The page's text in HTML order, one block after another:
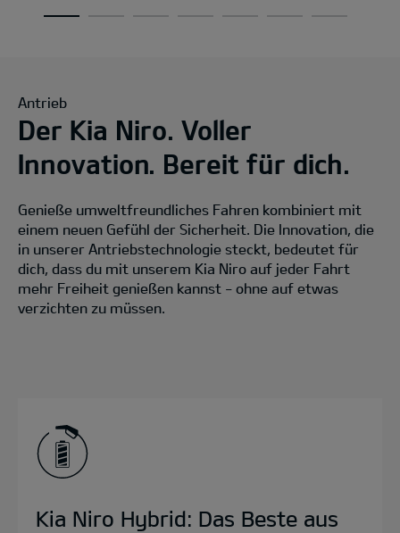
Antrieb
Der Kia Niro. Voller
Innovation. Bereit für dich.
Genieße umweltfreundliches Fahren kombiniert mit
einem neuen Gefühl der Sicherheit. Die Innovation, die
in unserer Antriebstechnologie steckt, bedeutet für
dich, dass du mit unserem Kia Niro auf jeder Fahrt
mehr Freiheit genießen kannst - ohne auf etwas
verzichten zu müssen.
Kia Niro Hybrid: Das Beste aus